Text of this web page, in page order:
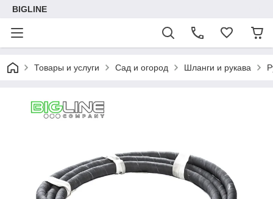
BIGLINE
Товары и услуги Сад и огород Шланги и рукава